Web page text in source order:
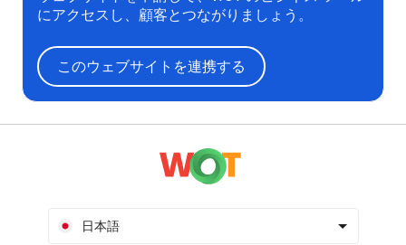
にアクセスし、顧客とつながりましょう。
このウェブサイトを連携する
日本語